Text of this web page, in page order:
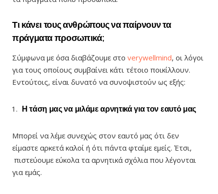
Τι κάνει τους ανθρώπους να παίρνουν τα
πράγματα προσωπικά;
Σύμφωνα με όσα διαβάζουμε στο verywellmind, οι λόγοι
για τους οποίους συμβαίνει κάτι τέτοιο ποικίλλουν.
Εντούτοις, είναι δυνατό να συνοψιστούν ως εξής:
Η τάση μας να μιλάμε αρνητικά για τον εαυτό μας
Μπορεί να λέμε συνεχώς στον εαυτό μας ότι δεν
είμαστε αρκετά καλοί ή ότι πάντα φταίμε εμείς. Έτσι,
πιστεύουμε εύκολα τα αρνητικά σχόλια που λέγονται
για εμάς.